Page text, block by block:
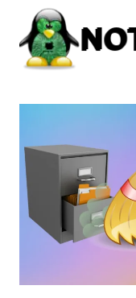
Saltar
contenido